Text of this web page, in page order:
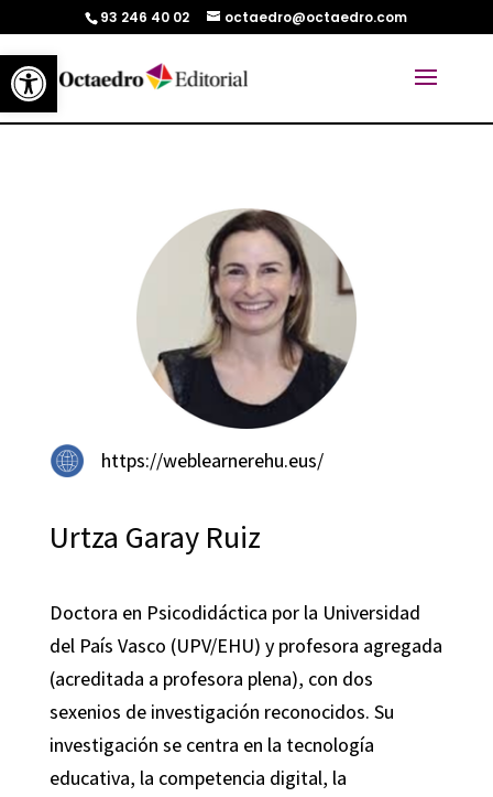
Abrir barra de herramientas
93 246 40 02 octaedro@octaedro.com
https://weblearnerehu.eus/
Urtza Garay Ruiz
Doctora en Psicodidáctica por la Universidad
del País Vasco (UPV/EHU) y profesora agregada
(acreditada a profesora plena), con dos
sexenios de investigación reconocidos. Su
investigación se centra en la tecnología
educativa, la competencia digital, la